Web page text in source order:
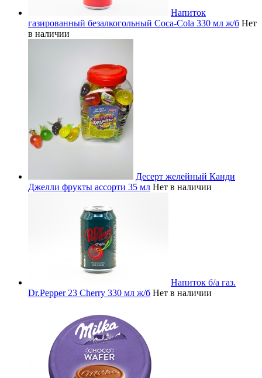
Напиток
газированный безалкогольный Coca-Cola 330 мл ж/б Нет
в наличии
Десерт желейный Канди
Джелли фрукты ассорти 35 мл Нет в наличии
Напиток б/а газ.
Dr.Pepper 23 Cherry 330 мл ж/б Нет в наличии